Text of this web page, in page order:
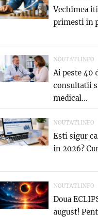
Vechimea
primesti in
NOUTATI.INFO
Ai peste 40
consultatii
medical...
NOUTATI.INFO
Esti sigur
in 2026?
NOUTATI.INFO
Doua
august!